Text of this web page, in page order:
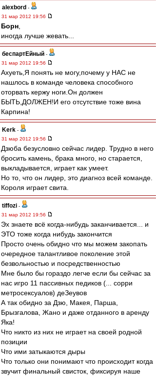
alexbord -
31 мар 2012 19:56
Борн
иногда лучше жевать...
беспартЕйный -
31 мар 2012 19:56
Ахуеть,Я понять не могу,почему у НАС не
нашлось в команде человека способного
оторвать кержу ноги.Он должен
БЫТЬ,ДОЛЖЕН!И его отсутствие тоже вина
Карпина!
Kerk -
31 мар 2012 19:56
Дзюба безусловно сейчас лидер. Трудно в него
бросить камень, брака много, но старается,
выкладывается, играет как умеет.
Но то, что он лидер, это диагноз всей команде.
Короля играет свита.
tiffozi -
31 мар 2012 19:56
Эх знаете всё когда-нибудь заканчивается... и
ЭТО тоже когда нибудь закончится
Просто очень обидно что мы можем закопать
очередное талантливое поколение этой
безвольностью и посредственностью
Мне было бы гораздо легче если бы сейчас за
нас игро 11 пассивных педиков (... сорри
метросексуалов) деЗеувов
А так обидно за Дзю, Макея, Парша,
Брызгалова, Жано и даже отданного в аренду
Яка!
Что никто из них не играет на своей родной
позиции
Что ими затыкаются дыры
Что только они понимают что происходит когда
звучит финальный свисток, фиксируя наше